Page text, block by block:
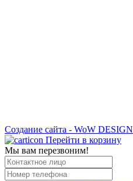
Создание сайта - WoW DESIGN
Перейти в корзину
Мы вам перезвоним!